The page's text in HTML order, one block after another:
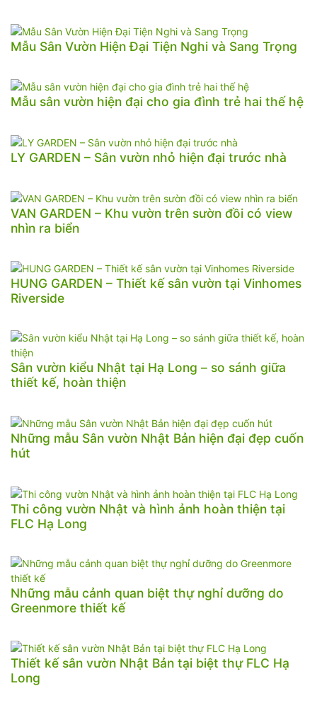
Mẫu Sân Vườn Hiện Đại Tiện Nghi và Sang Trọng
Mẫu sân vườn hiện đại cho gia đình trẻ hai thế hệ
LY GARDEN – Sân vườn nhỏ hiện đại trước nhà
VAN GARDEN – Khu vườn trên sườn đồi có view
nhìn ra biển
HUNG GARDEN – Thiết kế sân vườn tại Vinhomes
Riverside
Sân vườn kiểu Nhật tại Hạ Long – so sánh giữa
thiết kế, hoàn thiện
Những mẫu Sân vườn Nhật Bản hiện đại đẹp cuốn
hút
Thi công vườn Nhật và hình ảnh hoàn thiện tại
FLC Hạ Long
Những mẫu cảnh quan biệt thự nghỉ dưỡng do
Greenmore thiết kế
Thiết kế sân vườn Nhật Bản tại biệt thự FLC Hạ
Long